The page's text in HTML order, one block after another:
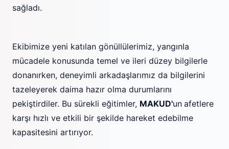
sağladı.
Ekibimize yeni katılan gönüllülerimiz, yangınla
mücadele konusunda temel ve ileri düzey bilgilerle
donanırken, deneyimli arkadaşlarımız da bilgilerini
tazeleyerek daima hazır olma durumlarını
pekiştirdiler. Bu sürekli eğitimler, MAKUD'un afetlere
karşı hızlı ve etkili bir şekilde hareket edebilme
kapasitesini artırıyor.